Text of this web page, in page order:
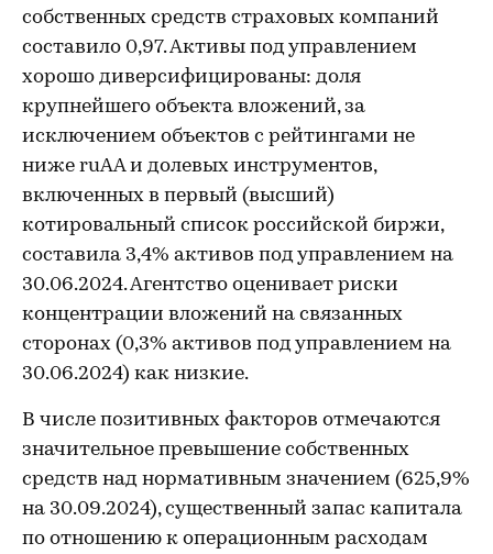
собственных средств страховых компаний
составило 0,97. Активы под управлением
хорошо диверсифицированы: доля
крупнейшего объекта вложений, за
исключением объектов с рейтингами не
ниже ruАА и долевых инструментов,
включенных в первый (высший)
котировальный список российской биржи,
составила 3,4% активов под управлением на
30.06.2024. Агентство оценивает риски
концентрации вложений на связанных
сторонах (0,3% активов под управлением на
30.06.2024) как низкие.
В числе позитивных факторов отмечаются
значительное превышение собственных
средств над нормативным значением (625,9%
на 30.09.2024), существенный запас капитала
по отношению к операционным расходам